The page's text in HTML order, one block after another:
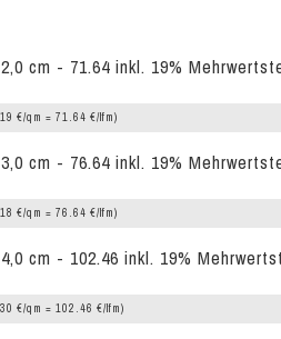
cm - 71.64 inkl. 19%
€/qm = 71.64 €/lfm)
cm - 76.64 inkl. 19%
€/qm = 76.64 €/lfm)
cm - 102.46 inkl. 19%
€/qm = 102.46 €/lfm)